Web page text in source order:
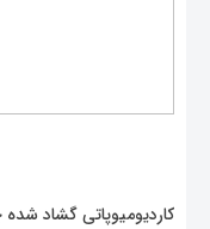
کاردیومیوپاتی گشاد